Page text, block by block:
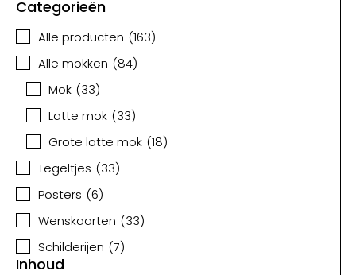
Categorieën
Alle producten (163)
Alle mokken (84)
Mok (33)
Latte mok (33)
Grote latte mok (18)
Tegeltjes (33)
Posters (6)
Wenskaarten (33)
Schilderijen (7)
Inhoud